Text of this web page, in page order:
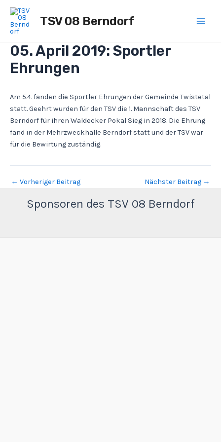
Inhalt
springen
TSV 08 Berndorf
05. April 2019: Sportler
Ehrungen
Am 5.4. fanden die Sportler Ehrungen der Gemeinde Twistetal
statt. Geehrt wurden für den TSV die 1. Mannschaft des TSV
Berndorf für ihren Waldecker Pokal Sieg in 2018. Die Ehrung
fand in der Mehrzweckhalle Berndorf statt und der TSV war
für die Bewirtung zuständig.
navigation
← Vorheriger Beitrag Nächster Beitrag →
Sponsoren des TSV 08 Berndorf